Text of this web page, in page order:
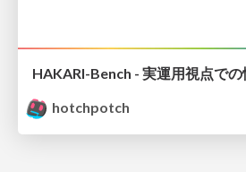
hotchpotch